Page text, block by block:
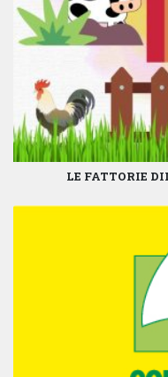
LE FATTORIE